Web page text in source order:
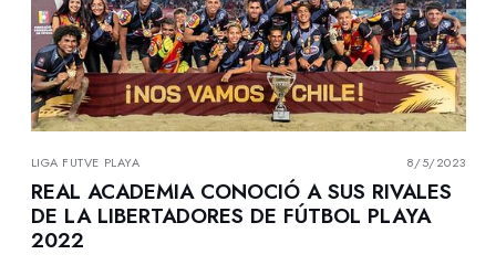
LIGA FUTVE PLAYA 8/5/2023
REAL ACADEMIA CONOCIÓ A SUS RIVALES
DE LA LIBERTADORES DE FÚTBOL PLAYA
2022